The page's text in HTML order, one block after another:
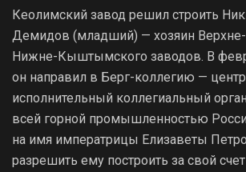
Кеолимский завод решил строить
Демидов (младший) — хозяин
Нижне-Кыштымского заводов. В
он направил в Берг-коллегию —
исполнительный коллегиальный
всей горной промышленностью
на имя императрицы Елизаветы
разрешить ему построить за свой счет